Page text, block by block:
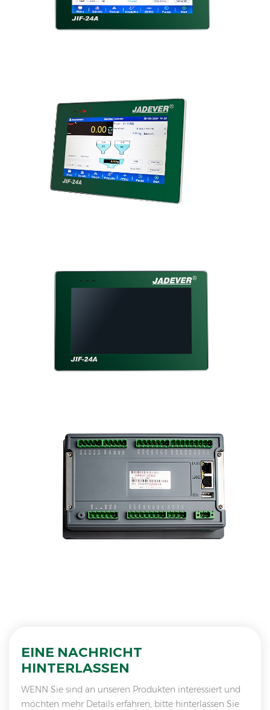
EINE NACHRICHT
HINTERLASSEN
WENN Sie sind an unseren Produkten interessiert und
möchten mehr Details erfahren, bitte hinterlassen Sie